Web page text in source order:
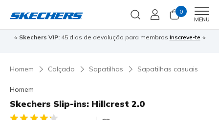
0
MENU
⭐ Skechers VIP:45 dias de devolução para membros Inscreve-te ⭐
Homem Calçado Sapatilhas Sapatilhas casuais
Homem
Skechers Slip-ins: Hillcrest 2.0
5 de 5 – Classificação do cliente